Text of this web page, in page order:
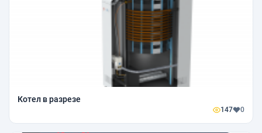
Котел в разрезе
147 0